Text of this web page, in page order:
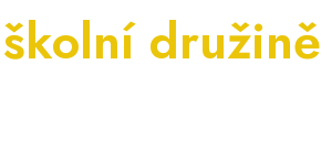
družině